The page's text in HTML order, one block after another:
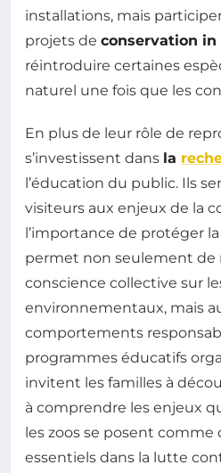
installations, mais
projets de conservation in
réintroduire certaines
naturel une fois que les
En plus de leur rôle de
s’investissent dans la
l’éducation du public. Ils
visiteurs aux enjeux de la
l’importance de protéger
permet non seulement de
conscience collective sur
environnementaux, mais
comportements
programmes éducatifs
invitent les familles à
à comprendre les enjeux
les zoos se posent comme
essentiels dans la lutte